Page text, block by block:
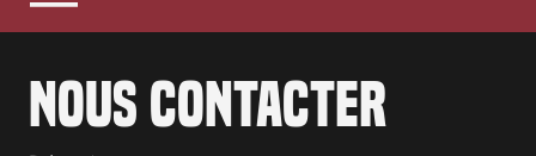
Nous contacter